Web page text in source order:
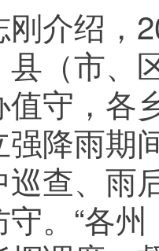
绍，
县（市
值守，各
降雨期
查、雨
。“各